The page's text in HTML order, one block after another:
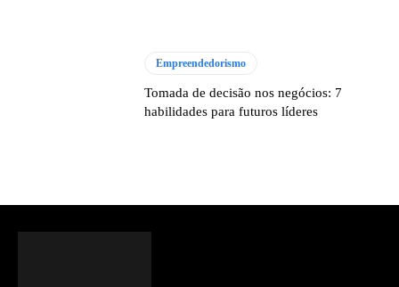
Empreendedorismo
Tomada de decisão nos negócios: 7
habilidades para futuros líderes